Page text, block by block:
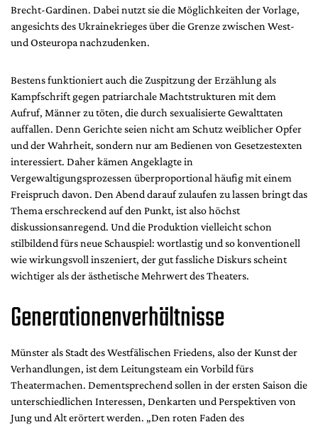
Brecht-Gardinen. Dabei nutzt sie die Möglichkeiten der Vorlage,
angesichts des Ukrainekrieges über die Grenze zwischen West-
und Osteuropa nachzudenken.
Bestens funktioniert auch die Zuspitzung der Erzählung als
Kampfschrift gegen patriarchale Machtstrukturen mit dem
Aufruf, Männer zu töten, die durch sexualisierte Gewalttaten
auffallen. Denn Gerichte seien nicht am Schutz weiblicher Opfer
und der Wahrheit, sondern nur am Bedienen von Gesetzestexten
interessiert. Daher kämen Angeklagte in
Vergewaltigungsprozessen überproportional häufig mit einem
Freispruch davon. Den Abend darauf zulaufen zu lassen bringt das
Thema erschreckend auf den Punkt, ist also höchst
diskussionsanregend. Und die Produktion vielleicht schon
stilbildend fürs neue Schauspiel: wortlastig und so konventionell
wie wirkungsvoll inszeniert, der gut fassliche Diskurs scheint
wichtiger als der ästhetische Mehrwert des Theaters.
Generationenverhältnisse
Münster als Stadt des Westfälischen Friedens, also der Kunst der
Verhandlungen, ist dem Leitungsteam ein Vorbild fürs
Theatermachen. Dementsprechend sollen in der ersten Saison die
unterschiedlichen Interessen, Denkarten und Perspektiven von
Jung und Alt erörtert werden. „Den roten Faden des